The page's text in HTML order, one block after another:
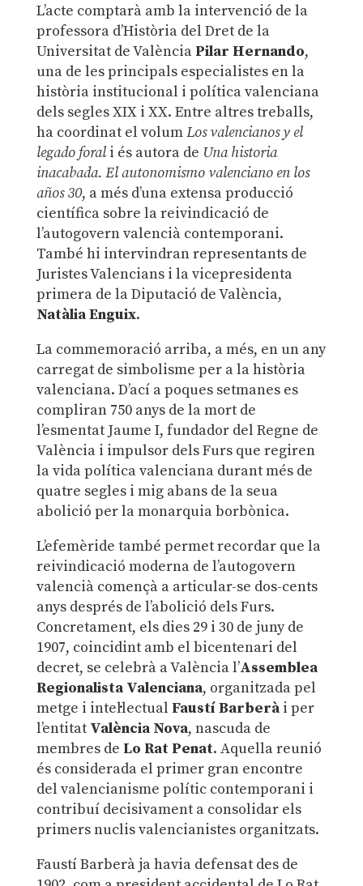
L’acte comptarà amb la intervenció de la
professora d’Història del Dret de la
Universitat de València Pilar Hernando,
una de les principals especialistes en la
història institucional i política valenciana
dels segles XIX i XX. Entre altres treballs,
ha coordinat el volumLos valencianos y el
legado forali és autora de Una historia
inacabada. El autonomismo valenciano en los
años 30, a més d’una extensa producció
científica sobre la reivindicació de
l’autogovern valencià contemporani.
També hi intervindran representants de
Juristes Valencians i la vicepresidenta
primera de la Diputació de València,
Natàlia Enguix.
La commemoració arriba, a més, en un any
carregat de simbolisme per a la història
valenciana. D’ací a poques setmanes es
compliran 750 anys de la mort de
l’esmentat Jaume I, fundador del Regne de
València i impulsor dels Furs que regiren
la vida política valenciana durant més de
quatre segles i mig abans de la seua
abolició per la monarquia borbònica.
L’efemèride també permet recordar que la
reivindicació moderna de l’autogovern
valencià començà a articular-se dos-cents
anys després de l’abolició dels Furs.
Concretament, els dies 29 i 30 de juny de
1907, coincidint amb el bicentenari del
decret, se celebrà a València l’Assemblea
Regionalista Valenciana, organitzada pel
metge i intel·lectual Faustí Barberài per
l’entitat València Nova, nascuda de
membres de Lo Rat Penat. Aquella reunió
és considerada el primer gran encontre
del valencianisme polític contemporani i
contribuí decisivament a consolidar els
primers nuclis valencianistes organitzats.
Faustí Barberà ja havia defensat des de